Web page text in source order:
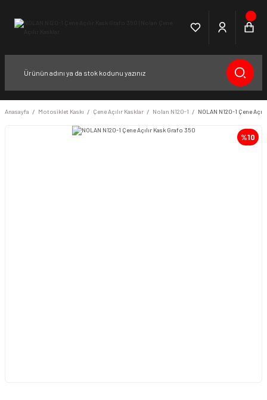
Anasayfa Motosiklet Kaskı Çene Açılır Kasklar Nolan N120-1 NOLAN N120-1 Çene
%10